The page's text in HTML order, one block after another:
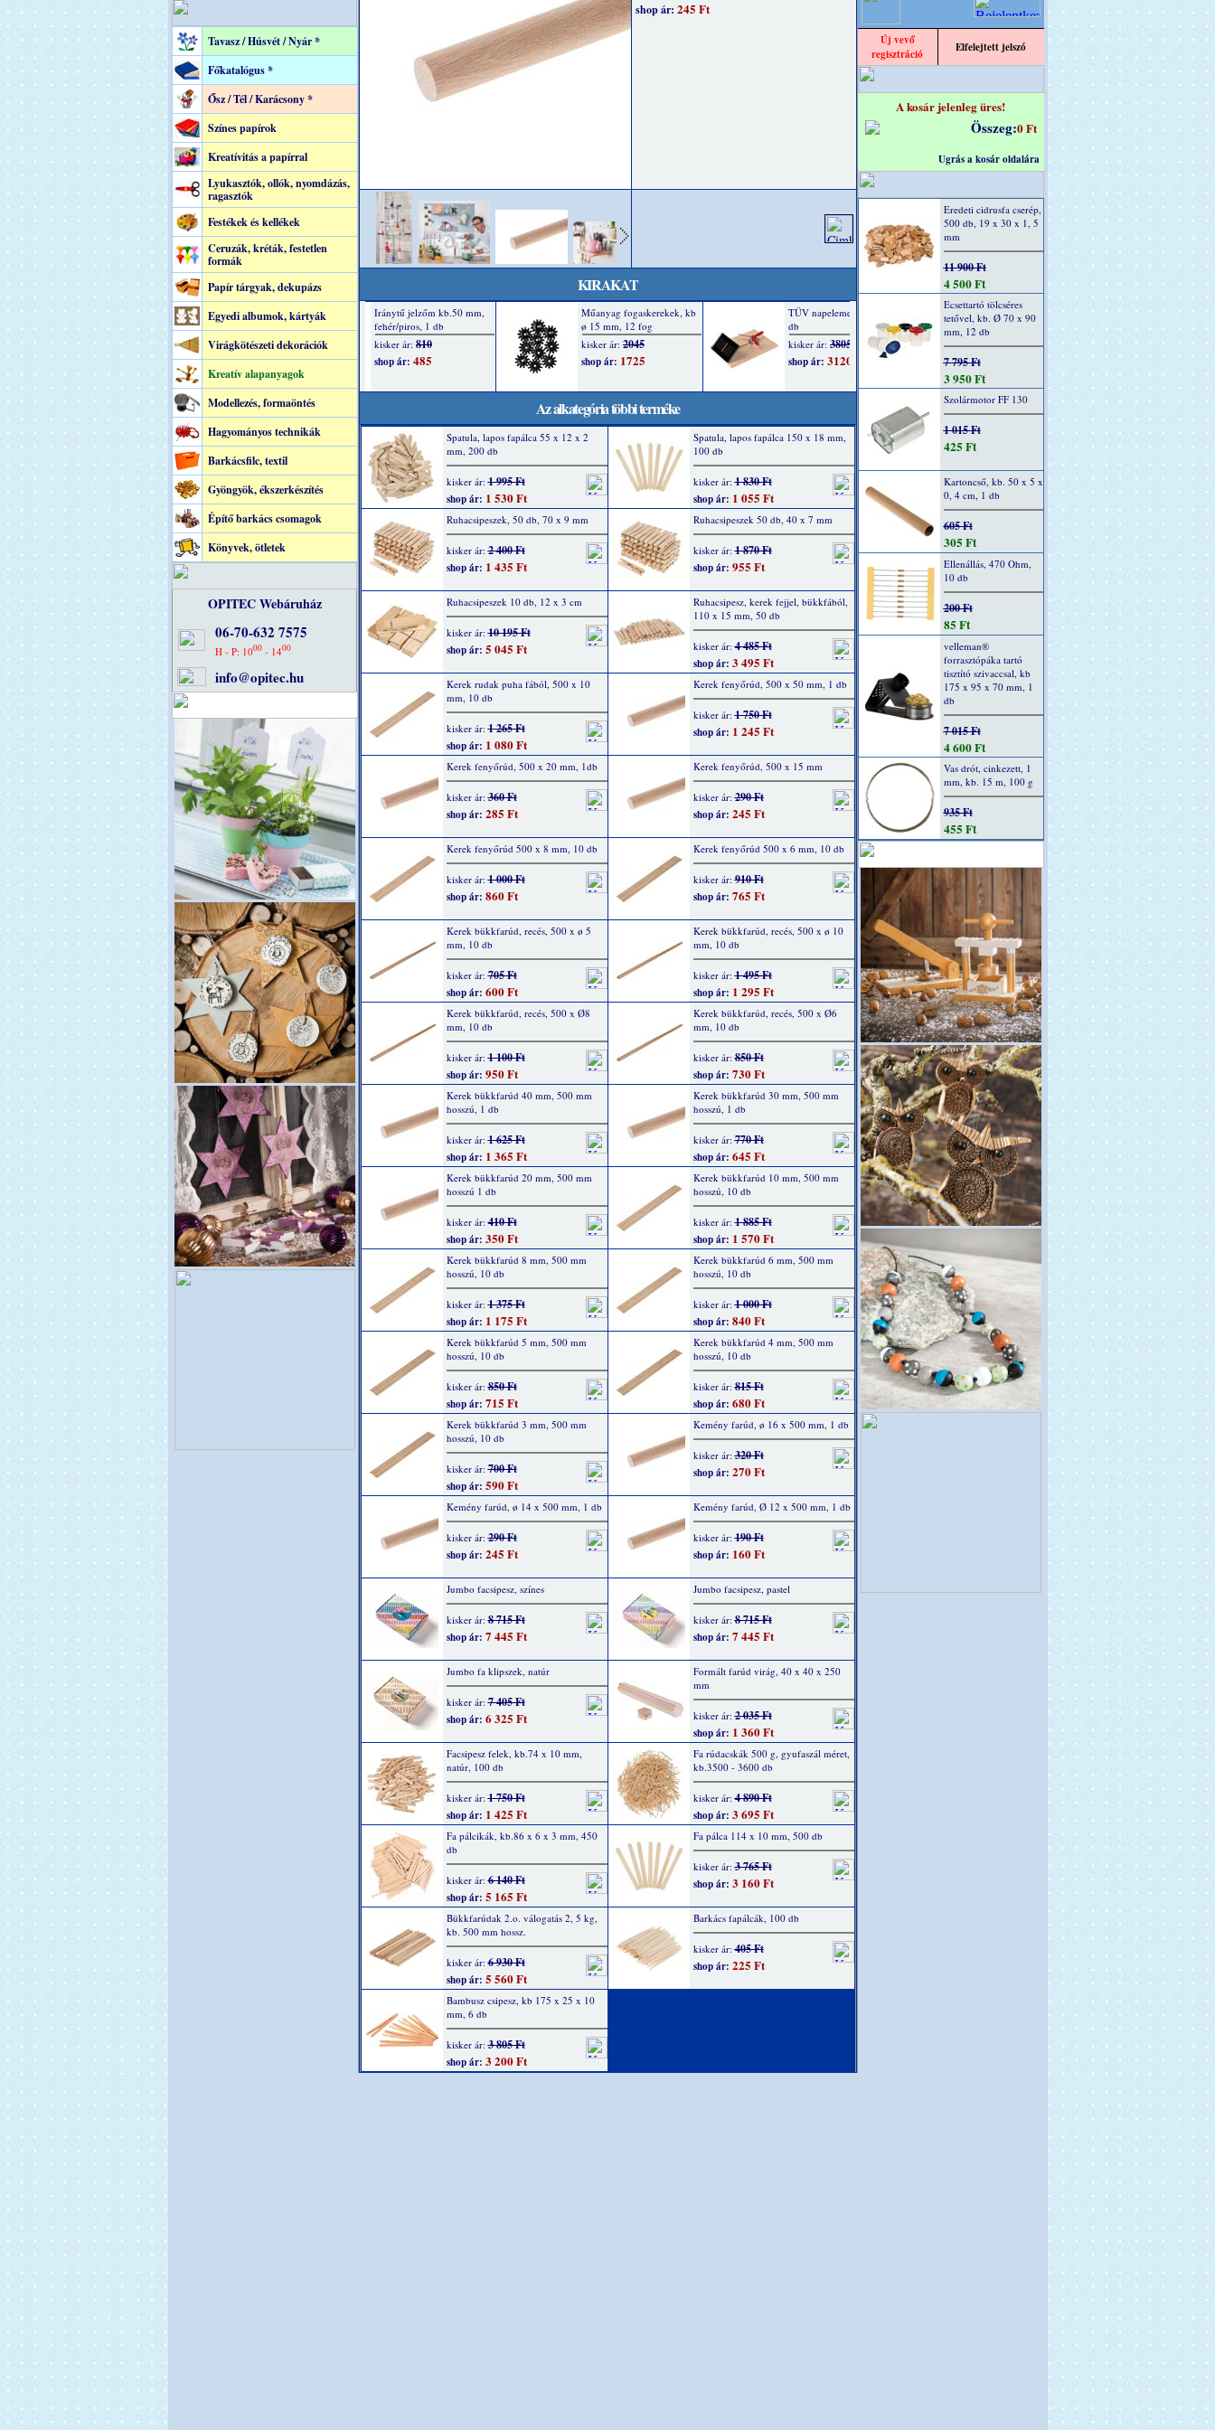
Tavasz / Húsvét / Nyár *
Főkatalógus *
Ősz / Tél / Karácsony *
Színes papírok
Kreatívitás a papírral
Lyukasztók, ollók, nyomdázás,
ragasztók
Festékek és kellékek
Ceruzák, kréták, festetlen
formák
Papír tárgyak, dekupázs
Egyedi albumok, kártyák
Virágkötészeti dekorációk
Kreatív alapanyagok
Modellezés, formaöntés
Hagyományos technikák
Barkácsfilc, textil
Gyöngyök, ékszerkészítés
Építő barkács csomagok
Könyvek, ötletek
OPITEC Webáruház
06-70-632 7575
H - P: 1000 - 1400
info@opitec.hu
shop ár: 245 Ft
KIRAKAT
Az alkategória többi terméke
Spatula, lapos fapálca 55 x 12 x 2
mm, 200 db
kisker ár:1 995 Ft
shop ár: 1 530 Ft
Spatula, lapos fapálca 150 x 18 mm,
100 db
kisker ár:1 830 Ft
shop ár: 1 055 Ft
Ruhacsipeszek, 50 db, 70 x 9 mm
kisker ár:2 400 Ft
shop ár: 1 435 Ft
Ruhacsipeszek 50 db, 40 x 7 mm
kisker ár:1 870 Ft
shop ár: 955 Ft
Ruhacsipeszek 10 db, 12 x 3 cm
kisker ár:10 195 Ft
shop ár: 5 045 Ft
Ruhacsipesz, kerek fejjel, bükkfából,
110 x 15 mm, 50 db
kisker ár:4 485 Ft
shop ár: 3 495 Ft
Kerek rudak puha fából, 500 x 10
mm, 10 db
kisker ár:1 265 Ft
shop ár: 1 080 Ft
Kerek fenyőrúd, 500 x 50 mm, 1 db
kisker ár:1 750 Ft
shop ár: 1 245 Ft
Kerek fenyőrúd, 500 x 20 mm, 1db
kisker ár:360 Ft
shop ár: 285 Ft
Kerek fenyőrúd, 500 x 15 mm
kisker ár:290 Ft
shop ár: 245 Ft
Kerek fenyőrúd 500 x 8 mm, 10 db
kisker ár:1 000 Ft
shop ár: 860 Ft
Kerek fenyőrúd 500 x 6 mm, 10 db
kisker ár:910 Ft
shop ár: 765 Ft
Kerek bükkfarúd, recés, 500 x ø 5
mm, 10 db
kisker ár:705 Ft
shop ár: 600 Ft
Kerek bükkfarúd, recés, 500 x ø 10
mm, 10 db
kisker ár:1 495 Ft
shop ár: 1 295 Ft
Kerek bükkfarúd, recés, 500 x Ø8
mm, 10 db
kisker ár:1 100 Ft
shop ár: 950 Ft
Kerek bükkfarúd, recés, 500 x Ø6
mm, 10 db
kisker ár:850 Ft
shop ár: 730 Ft
Kerek bükkfarúd 40 mm, 500 mm
hosszú, 1 db
kisker ár:1 625 Ft
shop ár: 1 365 Ft
Kerek bükkfarúd 30 mm, 500 mm
hosszú, 1 db
kisker ár:770 Ft
shop ár: 645 Ft
Kerek bükkfarúd 20 mm, 500 mm
hosszú 1 db
kisker ár:410 Ft
shop ár: 350 Ft
Kerek bükkfarúd 10 mm, 500 mm
hosszú, 10 db
kisker ár:1 885 Ft
shop ár: 1 570 Ft
Kerek bükkfarúd 8 mm, 500 mm
hosszú, 10 db
kisker ár:1 375 Ft
shop ár: 1 175 Ft
Kerek bükkfarúd 6 mm, 500 mm
hosszú, 10 db
kisker ár:1 000 Ft
shop ár: 840 Ft
Kerek bükkfarúd 5 mm, 500 mm
hosszú, 10 db
kisker ár:850 Ft
shop ár: 715 Ft
Kerek bükkfarúd 4 mm, 500 mm
hosszú, 10 db
kisker ár:815 Ft
shop ár: 680 Ft
Kerek bükkfarúd 3 mm, 500 mm
hosszú, 10 db
kisker ár:700 Ft
shop ár: 590 Ft
Kemény farúd, ø 16 x 500 mm, 1 db
kisker ár:320 Ft
shop ár: 270 Ft
Kemény farúd, ø 14 x 500 mm, 1 db
kisker ár:290 Ft
shop ár: 245 Ft
Kemény farúd, Ø 12 x 500 mm, 1 db
kisker ár:190 Ft
shop ár: 160 Ft
Jumbo facsipesz, színes
kisker ár:8 715 Ft
shop ár: 7 445 Ft
Jumbo facsipesz, pastel
kisker ár:8 715 Ft
shop ár: 7 445 Ft
Jumbo fa klipszek, natúr
kisker ár:7 405 Ft
shop ár: 6 325 Ft
Formált farúd virág, 40 x 40 x 250
mm
kisker ár:2 035 Ft
shop ár: 1 360 Ft
Facsipesz felek, kb.74 x 10 mm,
natúr, 100 db
kisker ár:1 750 Ft
shop ár: 1 425 Ft
Fa rúdacskák 500 g, gyufaszál méret,
kb.3500 - 3600 db
kisker ár:4 890 Ft
shop ár: 3 695 Ft
Fa pálcikák, kb.86 x 6 x 3 mm, 450
db
kisker ár:6 140 Ft
shop ár: 5 165 Ft
Fa pálca 114 x 10 mm, 500 db
kisker ár:3 765 Ft
shop ár: 3 160 Ft
Bükkfarúdak 2.o. válogatás 2, 5 kg,
kb. 500 mm hossz.
kisker ár:6 930 Ft
shop ár: 5 560 Ft
Barkács fapálcák, 100 db
kisker ár:405 Ft
shop ár: 225 Ft
Bambusz csipesz, kb 175 x 25 x 10
mm, 6 db
kisker ár:3 805 Ft
shop ár: 3 200 Ft
Új vevő
regisztráció
Elfelejtett jelszó
A kosár jelenleg üres!
Összeg:0 Ft
Ugrás a kosár oldalára
Eredeti cidrusfa cserép,
500 db, 19 x 30 x 1, 5
mm
11 900 Ft
4 500 Ft
Ecsettartó tölcséres
tetővel, kb. Ø 70 x 90
mm, 12 db
7 795 Ft
3 950 Ft
Szolármotor FF 130
1 015 Ft
425 Ft
Kartoncső, kb. 50 x 5 x
0, 4 cm, 1 db
605 Ft
305 Ft
Ellenállás, 470 Ohm,
10 db
200 Ft
85 Ft
velleman®
forrasztópáka tartó
tisztító szivaccsal, kb
175 x 95 x 70 mm, 1
db
7 015 Ft
4 600 Ft
Vas drót, cinkezett, 1
mm, kb. 15 m, 100 g
935 Ft
455 Ft